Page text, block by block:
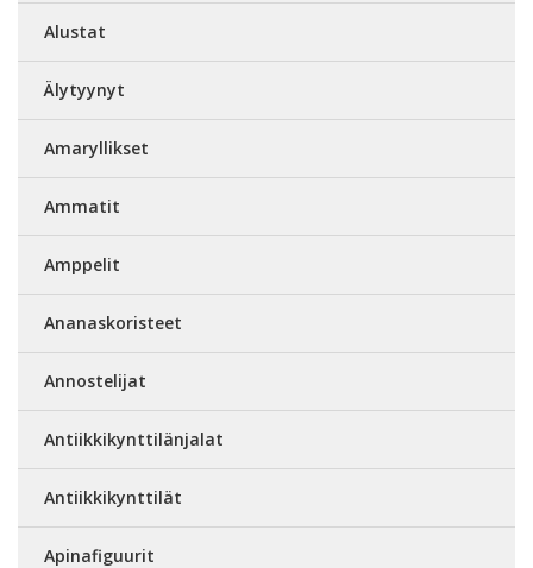
Alustat
Älytyynyt
Amaryllikset
Ammatit
Amppelit
Ananaskoristeet
Annostelijat
Antiikkikynttilänjalat
Antiikkikynttilät
Apinafiguurit